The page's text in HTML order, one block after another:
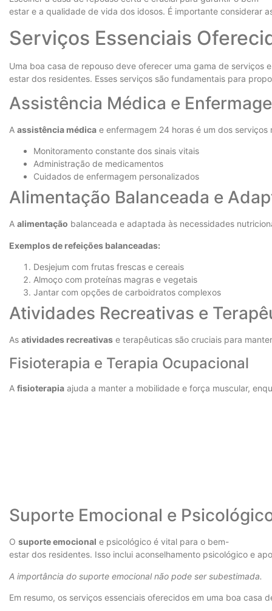
estar e a qualidade de vida dos idosos. É importante considerar
Serviços Essenciais
Uma boa casa de repouso deve oferecer uma gama de serviços
estar dos residentes. Esses serviços são fundamentais para
Assistência Médica e
A assistência médica e enfermagem 24 horas é um dos
Monitoramento constante dos sinais vitais
Administração de medicamentos
Cuidados de enfermagem personalizados
Alimentação Balanceada e
A alimentação balanceada e adaptada às necessidades
Exemplos de refeições balanceadas:
Desjejum com frutas frescas e cereais
Almoço com proteínas magras e vegetais
Jantar com opções de carboidratos complexos
Atividades Recreativas e
As atividades recreativas e terapêuticas são cruciais para
Fisioterapia e Terapia Ocupacional
A fisioterapia ajuda a manter a mobilidade e força muscular,
Suporte Emocional e
O suporte emocional e psicológico é vital para o bem-
estar dos residentes. Isso inclui aconselhamento psicológico e
A importância do suporte emocional não pode ser subestimada.
Em resumo, os serviços essenciais oferecidos em uma boa casa